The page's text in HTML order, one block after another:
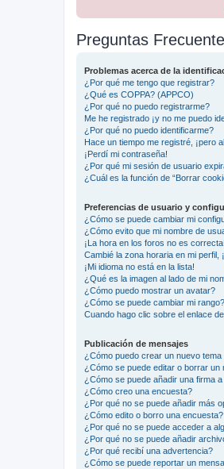
Preguntas
Problemas acerca de la
¿Por qué me tengo que registrar?
¿Qué es COPPA? (APPCO)
¿Por qué no puedo registrarme?
Me he registrado ¡y no me puedo
¿Por qué no puedo identificarme?
Hace un tiempo me registré, ¡pero
¡Perdí mi contraseña!
¿Por qué mi sesión de usuario
¿Cuál es la función de “Borrar
Preferencias de usuario y
¿Cómo se puede cambiar mi
¿Cómo evito que mi nombre de
¡La hora en los foros no es correcta!
Cambié la zona horaria en mi perfil,
¡Mi idioma no está en la lista!
¿Qué es la imagen al lado de mi
¿Cómo puedo mostrar un avatar?
¿Cómo se puede cambiar mi rango?
Cuando hago clic sobre el enlace
Publicación de mensajes
¿Cómo puedo crear un nuevo
¿Cómo se puede editar o borrar un
¿Cómo se puede añadir una firma
¿Cómo creo una encuesta?
¿Por qué no se puede añadir más
¿Cómo edito o borro una encuesta?
¿Por qué no se puede acceder a
¿Por qué no se puede añadir
¿Por qué recibí una advertencia?
¿Cómo se puede reportar un